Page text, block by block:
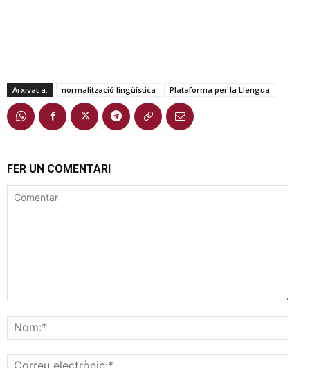
Arxivat a: normalització lingüística Plataforma per la Llengua
FER UN COMENTARI